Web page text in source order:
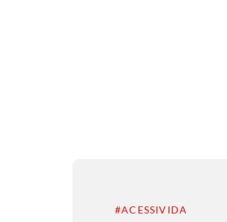
#ACESSIVIDA